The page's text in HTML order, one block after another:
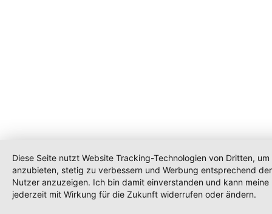
Diese Seite nutzt Website Tracking-Technologien von Dritten, um
anzubieten, stetig zu verbessern und Werbung entsprechend
Nutzer anzuzeigen. Ich bin damit einverstanden und kann meine
jederzeit mit Wirkung für die Zukunft widerrufen oder ändern.